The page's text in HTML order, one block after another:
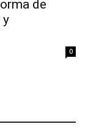
de
y
0